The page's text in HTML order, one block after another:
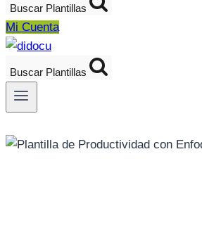
Buscar Plantillas
Mi Cuenta
Buscar Plantillas